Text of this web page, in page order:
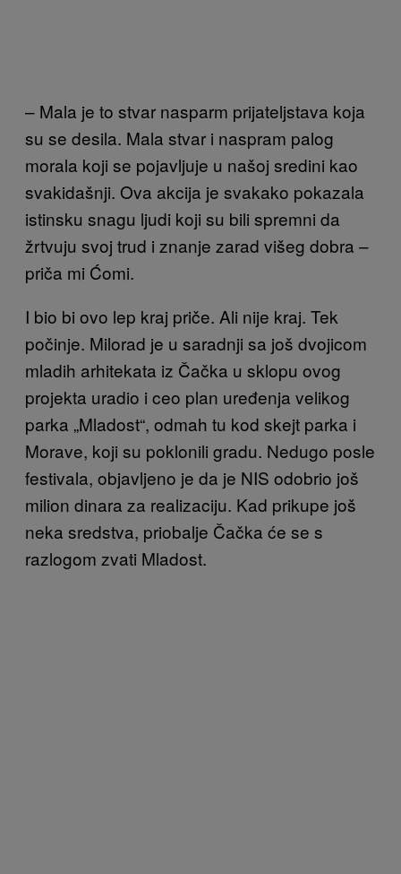
– Mala je to stvar nasparm prijateljstava koja
su se desila. Mala stvar i naspram palog
morala koji se pojavljuje u našoj sredini kao
svakidašnji. Ova akcija je svakako pokazala
istinsku snagu ljudi koji su bili spremni da
žrtvuju svoj trud i znanje zarad višeg dobra –
priča mi Ćomi.
I bio bi ovo lep kraj priče. Ali nije kraj. Tek
počinje. Milorad je u saradnji sa još dvojicom
mladih arhitekata iz Čačka u sklopu ovog
projekta uradio i ceo plan uređenja velikog
parka „Mladost“, odmah tu kod skejt parka i
Morave, koji su poklonili gradu. Nedugo posle
festivala, objavljeno je da je NIS odobrio još
milion dinara za realizaciju. Kad prikupe još
neka sredstva, priobalje Čačka će se s
razlogom zvati Mladost.